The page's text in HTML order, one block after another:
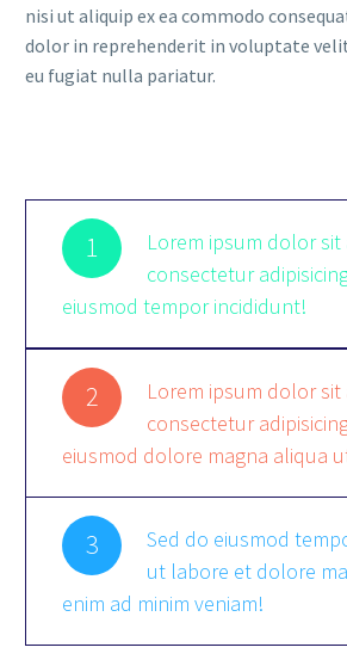
nisi ut aliquip ex ea commodo
dolor in reprehenderit in voluptate
eu fugiat nulla pariatur.
1
Lorem ipsum dolor sit
consectetur
eiusmod tempor incididunt!
2
Lorem ipsum dolor sit
consectetur
eiusmod dolore magna aliqua
3
Sed do eiusmod
ut labore et dolore
enim ad minim veniam!